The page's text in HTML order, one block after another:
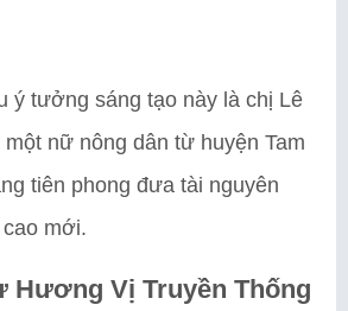
ý tưởng sáng tạo này là chị Lê
nữ nông dân từ huyện Tam
tiên phong đưa tài nguyên
mới.
Hương Vị Truyền Thống